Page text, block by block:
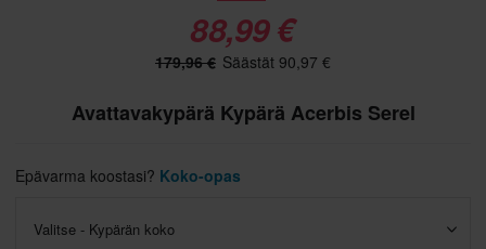
88,99 €
179,96 € Säästät 90,97 €
Avattavakypärä Kypärä Acerbis Serel
Epävarma koostasi? Koko-opas
Valitse - Kypärän koko